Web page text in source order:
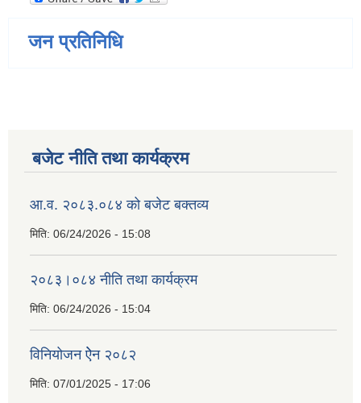
जन प्रतिनिधि
बजेट नीति तथा कार्यक्रम
आ.व. २०८३.०८४ को बजेट बक्तव्य
मिति: 06/24/2026 - 15:08
२०८३।०८४ नीति तथा कार्यक्रम
मिति: 06/24/2026 - 15:04
विनियोजन ऐेन २०८२
मिति: 07/01/2025 - 17:06